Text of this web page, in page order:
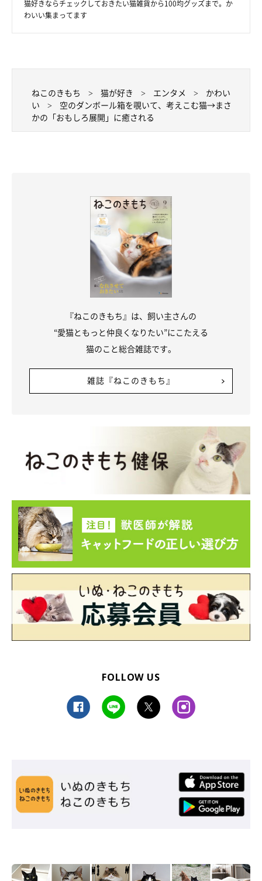
飼い主さん：
「この日は、にこの去勢手術の数日後のことで私がクタクタに疲
れていて、ソファでテレビを見ていたんです。すると、にこは私
じつは、にこちゃんがダンボールに興味津々だったのには、理由
があったのだそうです。
飼い主さん：
「あのダンボールはところどころ穴が開いていて、にこがひとり
遊びできるような仕掛けを作っているんです。いつもボールなど
興味をそそられて立ち上がってジーッと考えて、覗き込んで。最
後にひっくり返ってしまったのがおかしかったですね（笑）」
猫好きならチェックしておきたい猫雑貨から100均グッズまで。か
わいい集まってます
ねこのきもち 猫が好き エンタメ
かわい
い
空のダンボール箱を覗いて、考えこむ猫→まさ
かの「おもしろ展開」に癒される
『ねこのきもち』は、飼い主さんの
“愛猫ともっと仲良くなりたい”にこたえる
猫のこと総合雑誌です。
雑誌『ねこのきもち』
FOLLOW US